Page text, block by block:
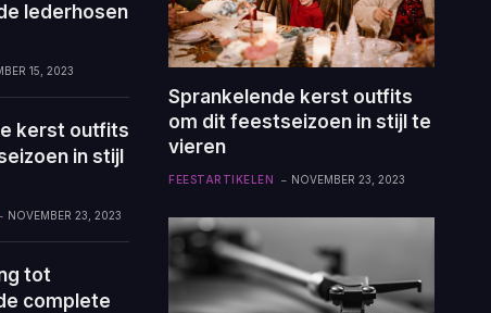
lederhosen
15, 2023
kerst outfits
in stijl
NOVEMBER 23, 2023
tot
complete
Sprankelende kerst outfits
om dit feestseizoen in stijl te
vieren
FEESTARTIKELEN NOVEMBER 23, 2023